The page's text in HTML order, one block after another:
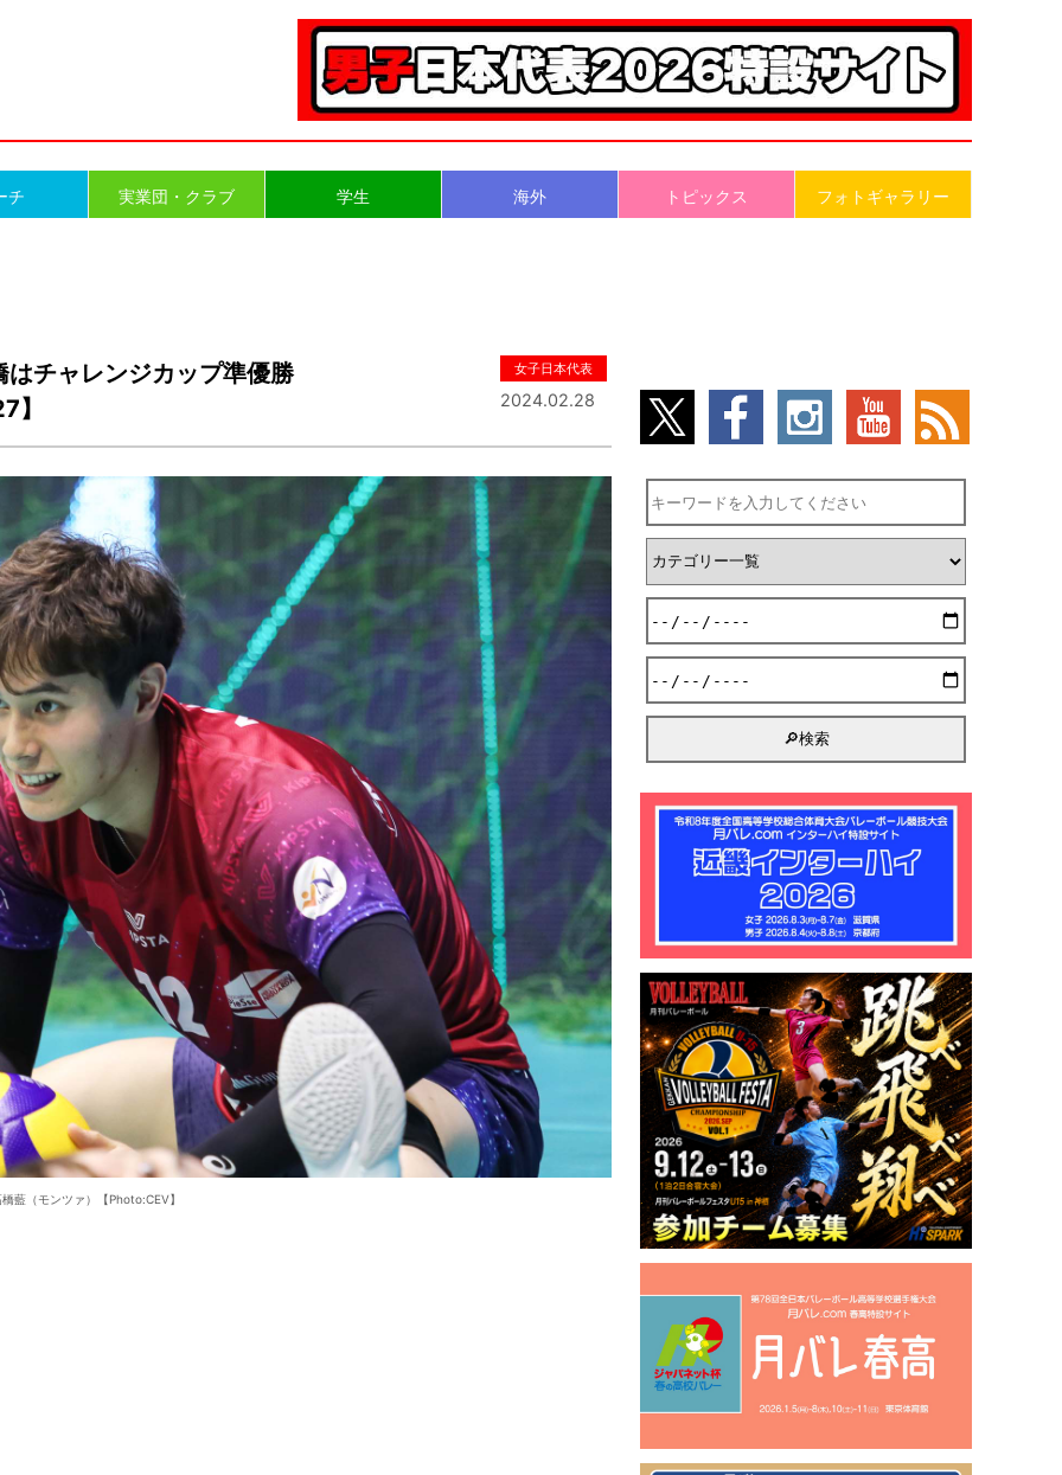
チ 実業団・クラブ 学生 海外 トピックス フォトギャラリー
チャレンジカップ準優勝
】
女子日本代表
2024.02.28
藍（モンツァ）【Photo:CEV】